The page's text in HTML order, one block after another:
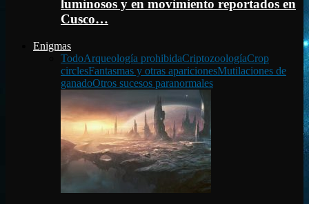
luminosos y en movimiento reportados en
Cusco…
Enigmas
TodoArqueología prohibidaCriptozoologíaCrop
circlesFantasmas y otras aparicionesMutilaciones de
ganadoOtros sucesos paranormales